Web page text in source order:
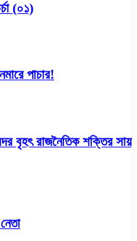
(০১)
পাচার!
বৃহৎ রাজনৈতিক শক্তির সায়